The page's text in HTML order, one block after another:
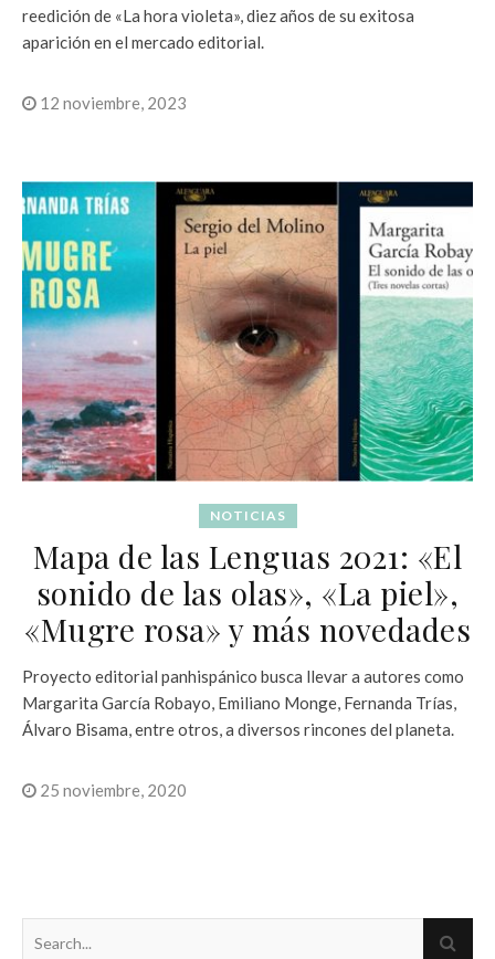
reedición de «La hora violeta», diez años de su exitosa
aparición en el mercado editorial.
12 noviembre, 2023
NOTICIAS
Mapa de las Lenguas 2021: «El
sonido de las olas», «La piel»,
«Mugre rosa» y más novedades
Proyecto editorial panhispánico busca llevar a autores como
Margarita García Robayo, Emiliano Monge, Fernanda Trías,
Álvaro Bisama, entre otros, a diversos rincones del planeta.
25 noviembre, 2020